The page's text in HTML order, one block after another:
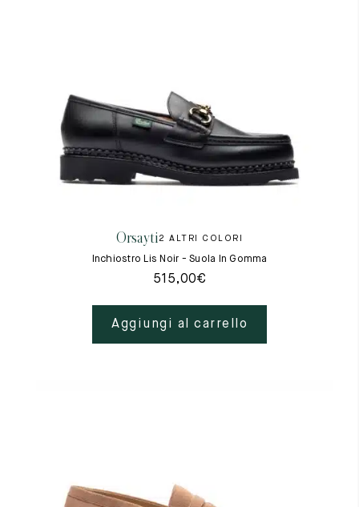
Orsayti2 ALTRI COLORI
Inchiostro Lis Noir - Suola In Gomma
515,00€
Aggiungi al carrello